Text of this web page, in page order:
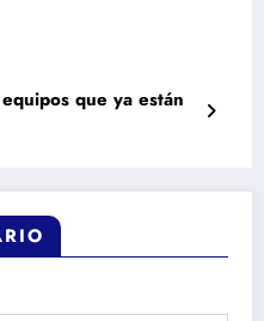
que ya están